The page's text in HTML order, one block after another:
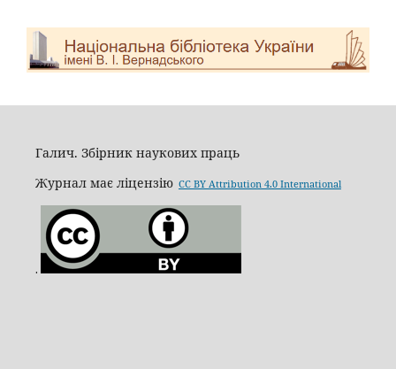
Галич. Збірник наукових праць
Журнал має ліцензію CC BY Attribution 4.0 International
.